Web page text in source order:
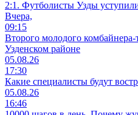
2:1. Футболисты Узды
Вчера,
09:15
Второго молодого комбайнера-
Узденском районе
05.08.26
17:30
Какие специалисты будут
05.08.26
16:46